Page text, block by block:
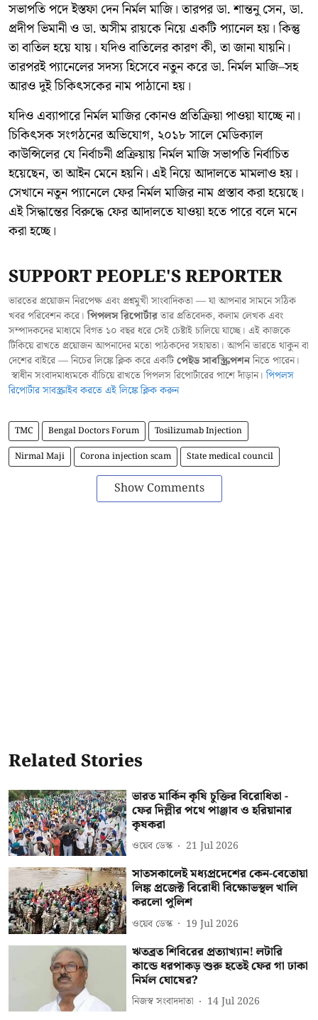
সভাপতি পদে ইস্তফা দেন নির্মল মাজি। তারপর ডা. শান্তনু সেন, ডা.
প্রদীপ ভিমানী ও ডা. অসীম রায়কে নিয়ে একটি প্যানেল হয়। কিন্তু
তা বাতিল হয়ে যায়। যদিও বাতিলের কারণ কী, তা জানা যায়নি।
তারপরই প্যানেলের সদস্য হিসেবে নতুন করে ডা. নির্মল মাজি–সহ
আরও দুই চিকিৎসকের নাম পাঠানো হয়।
যদিও এব্যাপারে নির্মল মাজির কোনও প্রতিক্রিয়া পাওয়া যাচ্ছে না।
চিকিৎসক সংগঠনের অভিযোগ, ২০১৮ সালে মেডিক্যাল
কাউন্সিলের যে নির্বাচনী প্রক্রিয়ায় নির্মল মাজি সভাপতি নির্বাচিত
হয়েছেন, তা আইন মেনে হয়নি। এই নিয়ে আদালতে মামলাও হয়।
সেখানে নতুন প্যানেলে ফের নির্মল মাজির নাম প্রস্তাব করা হয়েছে।
এই সিদ্ধান্তের বিরুদ্ধে ফের আদালতে যাওয়া হতে পারে বলে মনে
করা হচ্ছে।
SUPPORT PEOPLE'S REPORTER
ভারতের প্রয়োজন নিরপেক্ষ এবং প্রশ্নমুখী সাংবাদিকতা — যা আপনার সামনে সঠিক
খবর পরিবেশন করে।পিপলস রিপোর্টারতার প্রতিবেদক, কলাম লেখক এবং
সম্পাদকদের মাধ্যমে বিগত ১০ বছর ধরে সেই চেষ্টাই চালিয়ে যাচ্ছে। এই কাজকে
টিকিয়ে রাখতে প্রয়োজন আপনাদের মতো পাঠকদের সহায়তা। আপনি ভারতে থাকুন বা
দেশের বাইরে — নিচের লিঙ্কে ক্লিক করে একটিপেইড সাবস্ক্রিপশননিতে পারেন।
স্বাধীন সংবাদমাধ্যমকে বাঁচিয়ে রাখতে পিপলস রিপোর্টারের পাশে দাঁড়ান।পিপলস
রিপোর্টার সাবস্ক্রাইব করতে এই লিঙ্কে ক্লিক করুন
TMC Bengal Doctors Forum
Tosilizumab Injection
Nirmal Maji
Corona injection scam State medical council
Show Comments
Related Stories
ভারত মার্কিন কৃষি চুক্তির বিরোধিতা -
ফের দিল্লীর পথে পাঞ্জাব ও হরিয়ানার
কৃষকরা
ওয়েব ডেস্ক 21 Jul 2026
সাতসকালেই মধ্যপ্রদেশের কেন-বেতোয়া
লিঙ্ক প্রজেক্ট বিরোধী বিক্ষোভস্থল খালি
করলো পুলিশ
ওয়েব ডেস্ক 19 Jul 2026
ঋতব্রত শিবিরের প্রত্যাখ্যান! লটারি
কান্ডে ধরপাকড় শুরু হতেই ফের গা ঢাকা
নির্মল ঘোষের?
নিজস্ব সংবাদদাতা 14 Jul 2026